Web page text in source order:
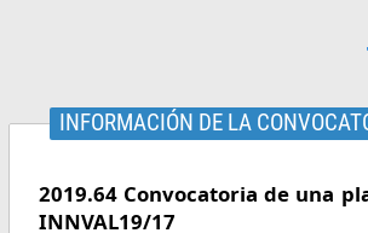
INFORMACIÓN DE LA
2019.64 Convocatoria de una
INNVAL19/17